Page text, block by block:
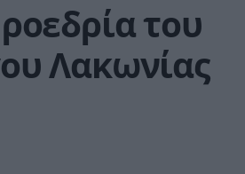
του
Λακωνίας